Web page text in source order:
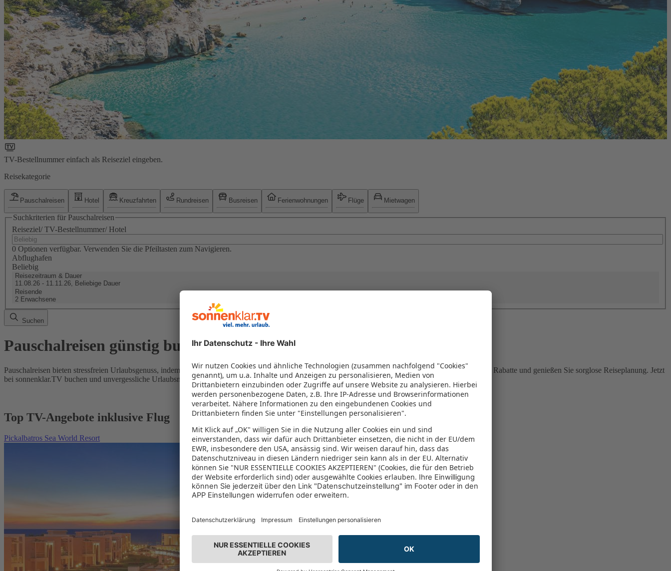
TV-Bestellnummer einfach als Reiseziel eingeben.
Reisekategorie
Pauschalreisen Hotel Kreuzfahrten Rundreisen Busreisen Ferienwohnungen Flüge Mietwagen
Suchkriterien für Pauschalreisen
Reiseziel/ TV-Bestellnummer/ Hotel
0 Optionen verfügbar. Verwenden Sie die Pfeiltasten zum Navigieren.
Abflughafen
Beliebig
Reisezeitraum & Dauer
11.08.26 - 11.11.26, Beliebige Dauer
Reisende
2 Erwachsene
Suchen
Pauschalreisen günstig buchen
Pauschalreisen bieten stressfreien Urlaubsgenuss, indem Flug und Hotel in einem Paket kombiniert werden – das spart Zeit und Geld. Nutzen Sie attraktive Rabatte und genießen Sie sorglose Reiseplanung. Jetzt
bei sonnenklar.TV buchen und unvergessliche Urlaubsmomente erleben!
Top TV-Angebote inklusive Flug
Pickalbatros Sea World Resort